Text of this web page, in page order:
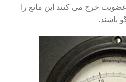
خرج می کنند این مانع را
باشند.